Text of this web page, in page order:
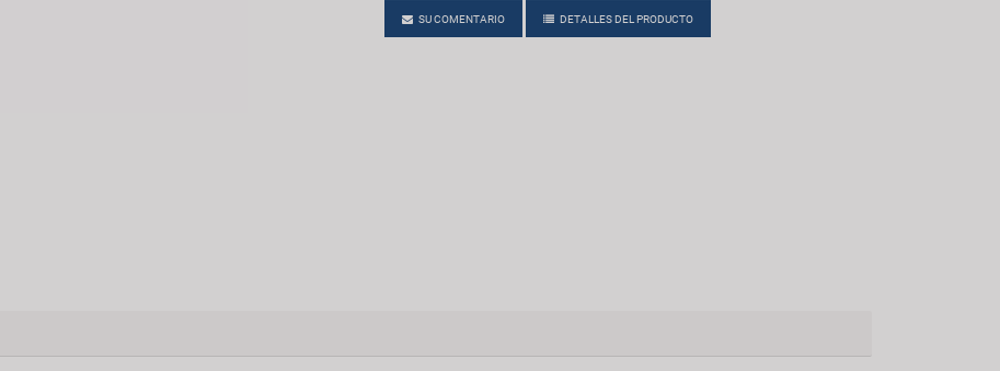
SU COMENTARIO DETALLES DEL PRODUCTO